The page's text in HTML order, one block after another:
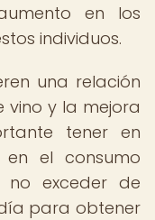
en los
individuos.
una relación
vino y la mejora
tener en
el consumo
no exceder de
para obtener